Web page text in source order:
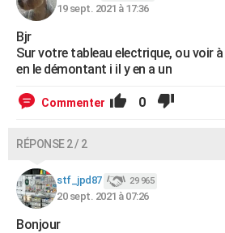
Dictionnaire
Biographies
Citations
Expressions
Proverbes
COPAINS D'AVANT
AVIS DE DÉCÈS
19 sept. 2021 à 17:36
Bjr
Sur votre tableau electrique, ou voir
en le démontant i il y en a un
Commenter 0
RÉPONSE 2 / 2
stf_jpd87 29 965
20 sept. 2021 à 07:26
Bonjour